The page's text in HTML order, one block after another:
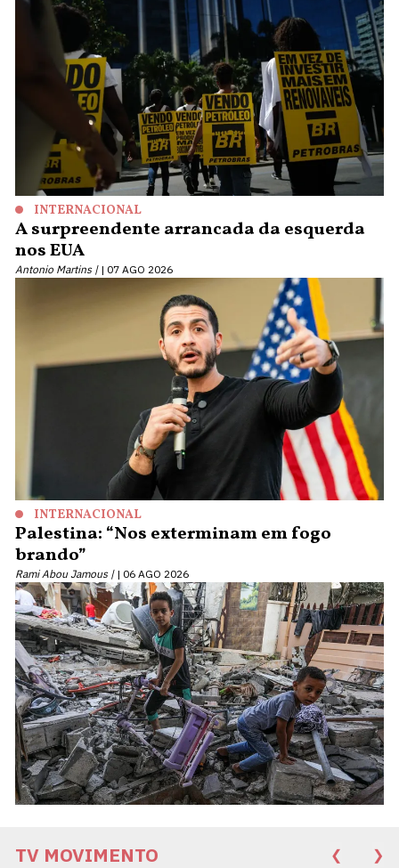
INTERNACIONAL
A surpreendente arrancada da esquerda
nos EUA
Antonio Martins | 07 AGO 2026
INTERNACIONAL
Palestina: “Nos exterminam em fogo
brando”
Rami Abou Jamous | 06 AGO 2026
TV MOVIMENTO ❮ ❯